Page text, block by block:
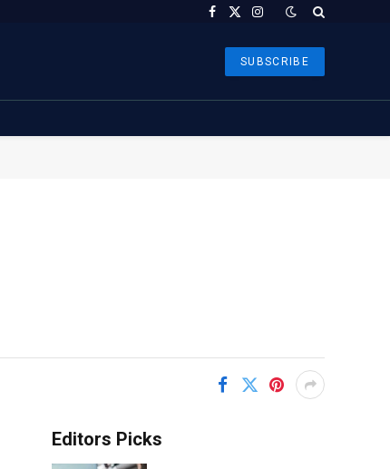
Facebook
X
Instagram
SUBSCRIBE
Editors Picks